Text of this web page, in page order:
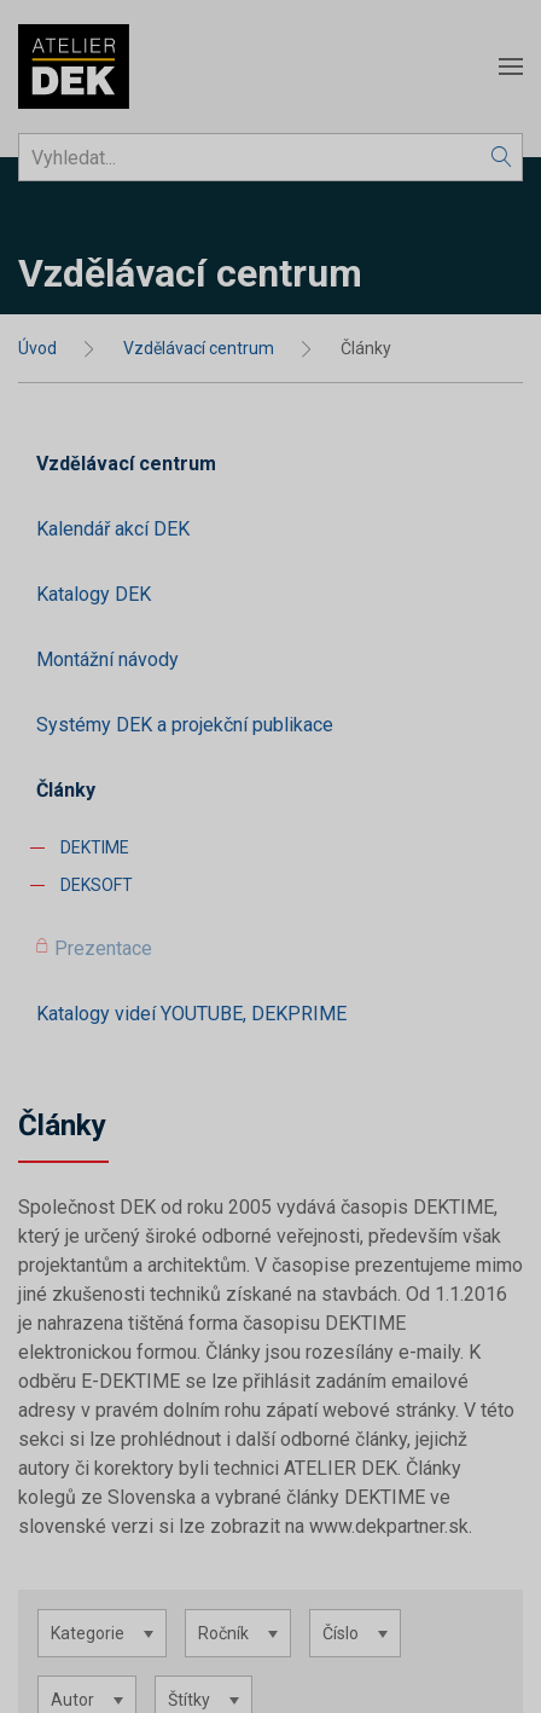
Vzdělávací centrum
Úvod Vzdělávací centrum Články
Vzdělávací centrum
Kalendář akcí DEK
Katalogy DEK
Montážní návody
Systémy DEK a projekční publikace
Články
DEKTIME
DEKSOFT
Prezentace
Katalogy videí YOUTUBE, DEKPRIME
Články
Společnost DEK od roku 2005 vydává časopis DEKTIME,
který je určený široké odborné veřejnosti, především však
projektantům a architektům. V časopise prezentujeme mimo
jiné zkušenosti techniků získané na stavbách. Od 1.1.2016
je nahrazena tištěná forma časopisu DEKTIME
elektronickou formou. Články jsou rozesílány e-maily. K
odběru E-DEKTIME se lze přihlásit zadáním emailové
adresy v pravém dolním rohu zápatí webové stránky. V této
sekci si lze prohlédnout i další odborné články, jejichž
autory či korektory byli technici ATELIER DEK. Články
kolegů ze Slovenska a vybrané články DEKTIME ve
slovenské verzi si lze zobrazit na www.dekpartner.sk.
Kategorie Ročník Číslo
Autor Štítky